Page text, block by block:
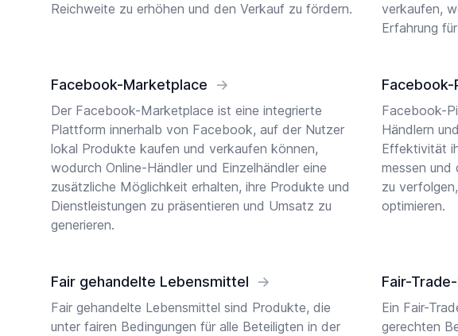
Reichweite zu erhöhen und den Verkauf zu fördern.
verkaufen,
Erfahrung
Facebook-Marketplace →
Der Facebook-Marketplace ist eine integrierte
Plattform innerhalb von Facebook, auf der Nutzer
lokal Produkte kaufen und verkaufen können,
wodurch Online-Händler und Einzelhändler eine
zusätzliche Möglichkeit erhalten, ihre Produkte und
Dienstleistungen zu präsentieren und Umsatz zu
generieren.
Facebook-
Facebook-
Händlern
Effektivität
messen und
zu
optimieren.
Fair gehandelte Lebensmittel →
Fair gehandelte Lebensmittel sind Produkte, die
unter fairen Bedingungen für alle Beteiligten in der
Fair-
Ein Fair-
gerechten